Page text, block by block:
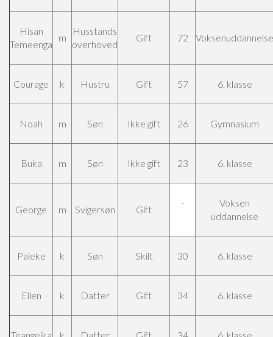
Hisan
Temeenga
m
Husstands
overhoved
Gift 72 Voksenuddannelse
Courage k Hustru Gift 57 6. klasse
Noah m Søn Ikke gift 26 Gymnasium
Buka m Søn Ikke gift 23 6. klasse
George m Svigersøn Gift
-
Voksen
uddannelse
Paieke k Søn Skilt 30 6. klasse
Ellen k Datter Gift 34 6. klasse